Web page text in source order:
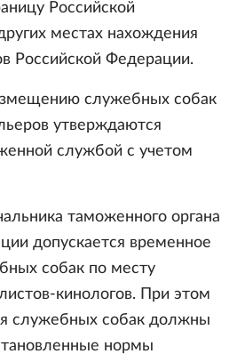
Российской
местах нахождения
Российской Федерации.
служебных собак
утверждаются
службой с учетом
таможенного органа
допускается временное
собак по месту
кинологов. При этом
служебных собак должны
нормы